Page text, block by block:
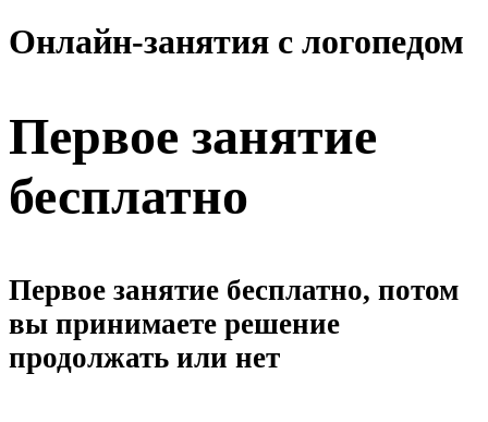
Онлайн-занятия с логопедом
Первое занятие
бесплатно
Первое занятие бесплатно, потом
вы принимаете решение
продолжать или нет